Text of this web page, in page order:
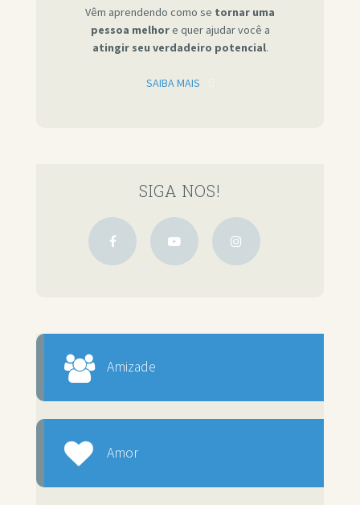
Vêm aprendendo como se tornar uma
pessoa melhore quer ajudar você a
atingir seu verdadeiro potencial.
SAIBA MAIS
SIGA NOS!
Amizade
Amor